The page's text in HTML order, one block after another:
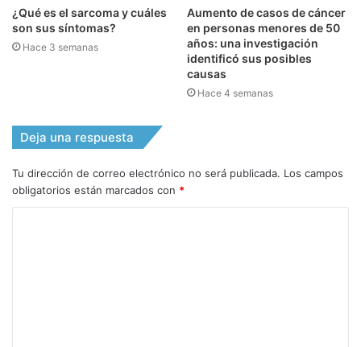
¿Qué es el sarcoma y cuáles
son sus síntomas?
Hace 3 semanas
Aumento de casos de cáncer
en personas menores de 50
años: una investigación
identificó sus posibles
causas
Hace 4 semanas
Deja una respuesta
Tu dirección de correo electrónico no será publicada. Los campos
obligatorios están marcados con *